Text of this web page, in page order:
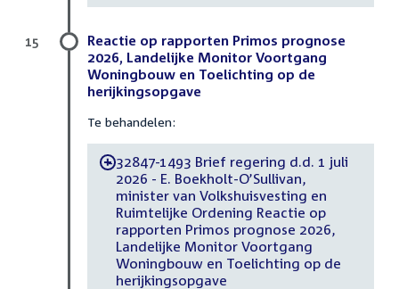
Reactie op rapporten Primos prognose
2026, Landelijke Monitor Voortgang
Woningbouw en Toelichting op de
herijkingsopgave
Te behandelen:
-32847-1493 Brief regering d.d. 1 juli
2026 - E. Boekholt-O’Sullivan,
minister van Volkshuisvesting en
Ruimtelijke Ordening Reactie op
rapporten Primos prognose 2026,
Landelijke Monitor Voortgang
Woningbouw en Toelichting op de
herijkingsopgave
15